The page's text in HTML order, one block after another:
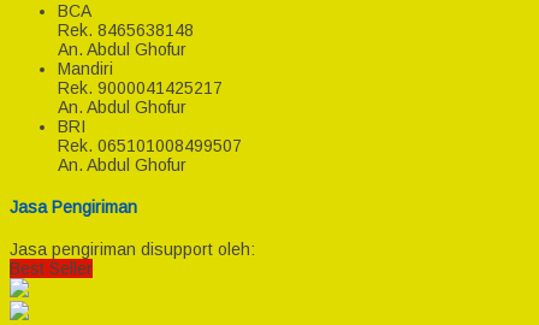
BCA
Rek. 8465638148
An. Abdul Ghofur
Mandiri
Rek. 9000041425217
An. Abdul Ghofur
BRI
Rek. 065101008499507
An. Abdul Ghofur
Jasa Pengiriman
Jasa pengiriman disupport oleh:
Best Seller